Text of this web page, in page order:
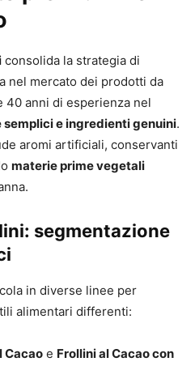
consolida la strategia di
nel mercato dei prodotti da
anni di esperienza nel
e ingredienti genuini.
aromi artificiali, conservanti
materie prime vegetali
segmentazione
in diverse linee per
alimentari differenti:
Cacao e Frollini al Cacao con